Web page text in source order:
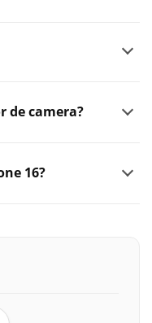
de camera?
16?